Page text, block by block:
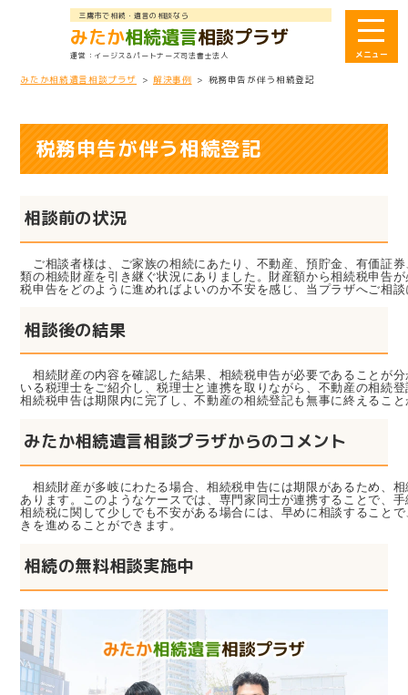
三鷹市で相続・遺言の相談なら
みたか相続遺言相談プラザ
イージス＆パートナーズ司法書士法人
みたか相続遺言相談プラザ >解決事例 > 税務申告が伴う相続登記
税務申告が伴う相続登記
相談前の状況
ご相談者様は、ご家族の相続にあたり、不動産、預貯金、有価証
類の相続財産を引き継ぐ状況にありました。財産額から相続税申告
税申告をどのように進めればよいのか不安を感じ、当プラザへご相
相談後の結果
相続財産の内容を確認した結果、相続税申告が必要であることが
いる税理士をご紹介し、税理士と連携を取りながら、不動産の相続
相続税申告は期限内に完了し、不動産の相続登記も無事に終えるこ
みたか相続遺言相談プラザからのコメント
相続財産が多岐にわたる場合、相続税申告には期限があるため、
あります。このようなケースでは、専門家同士が連携することで、
相続税に関して少しでも不安がある場合には、早めに相談すること
きを進めることができます。
相続の無料相談実施中